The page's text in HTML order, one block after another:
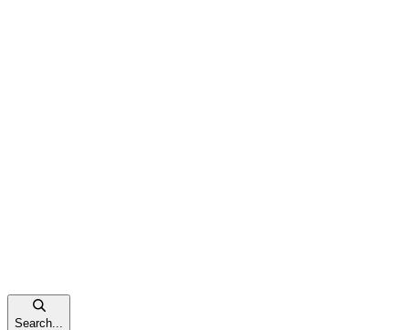
Search...